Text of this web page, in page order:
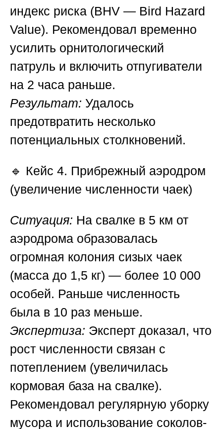
индекс риска (BHV — Bird Hazard
Value). Рекомендовал временно
усилить орнитологический
патруль и включить отпугиватели
на 2 часа раньше.
Результат: Удалось
предотвратить несколько
потенциальных столкновений.
🔹 Кейс 4. Прибрежный аэродром
(увеличение численности чаек)
Ситуация: На свалке в 5 км от
аэродрома образовалась
огромная колония сизых чаек
(масса до 1,5 кг) — более 10 000
особей. Раньше численность
была в 10 раз меньше.
Экспертиза: Эксперт доказал, что
рост численности связан с
потеплением (увеличилась
кормовая база на свалке).
Рекомендовал регулярную уборку
мусора и использование соколов-